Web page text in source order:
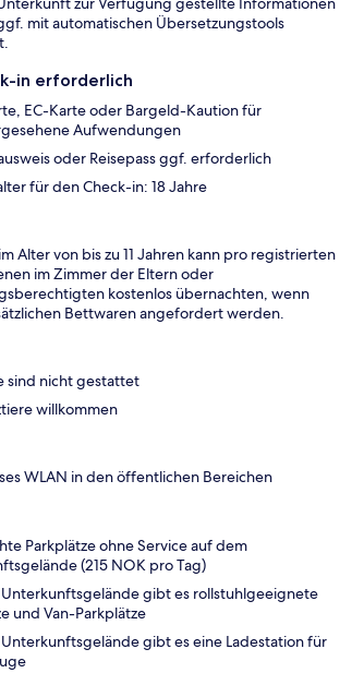
mit automatischen Übersetzungstools
in erforderlich
EC-Karte oder Bargeld-Kaution für
Aufwendungen
oder Reisepass ggf. erforderlich
für den Check-in: 18 Jahre
Alter von bis zu 11 Jahren kann pro registrierten
im Zimmer der Eltern oder
kostenlos übernachten, wenn
Bettwaren angefordert werden.
sind nicht gestattet
willkommen
WLAN in den öffentlichen Bereichen
Parkplätze ohne Service auf dem
(215 NOK pro Tag)
gibt es rollstuhlgeeignete
und Van-Parkplätze
gibt es eine Ladestation für